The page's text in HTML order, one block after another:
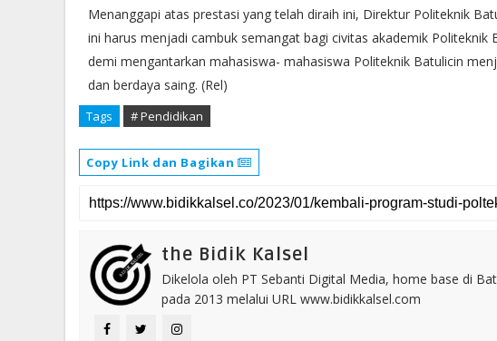
Menanggapi atas prestasi yang telah diraih ini, Direktur Politeknik
ini harus menjadi cambuk semangat bagi civitas akademik
demi mengantarkan mahasiswa- mahasiswa Politeknik Batulicin
dan berdaya saing. (Rel)
Tags # Pendidikan
Copy Link dan Bagikan
the Bidik Kalsel
Dikelola oleh PT Sebanti Digital Media, home base di
pada 2013 melalui URL www.bidikkalsel.com